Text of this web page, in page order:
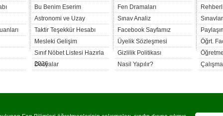
Bu Benim Eserim
Astronomi ve Uzay
Taktir Teşekkür Hesabı
Mesleki Gelişim
Sınıf Nöbet Listesi Hazırla
2026
Dosyalar
Fen Dramaları
Sınav Analiz
Facebook Sayfamız
Üyelik Sözleşmesi
Gizlilik Politikası
Nasil Yapılır?
Öğrt.